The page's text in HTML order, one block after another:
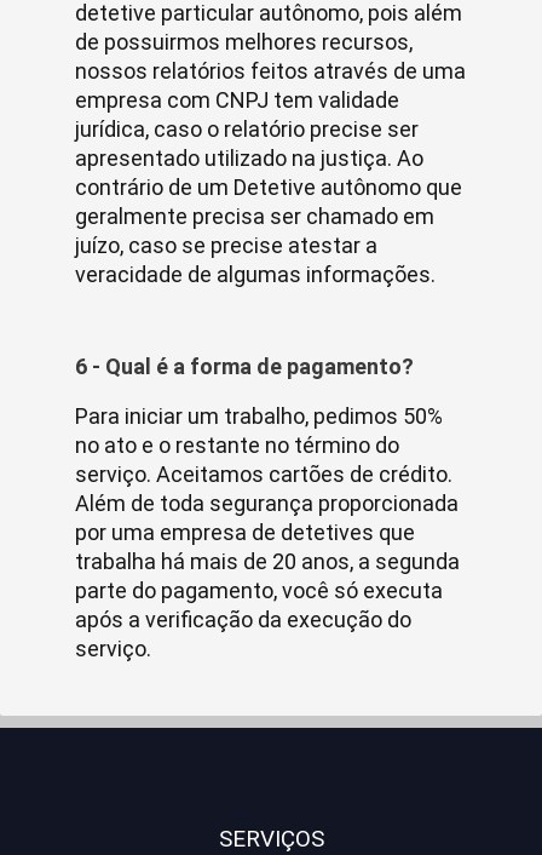
detetive particular autônomo, pois além
de possuirmos melhores recursos,
nossos relatórios feitos através de uma
empresa com CNPJ tem validade
jurídica, caso o relatório precise ser
apresentado utilizado na justiça. Ao
contrário de um Detetive autônomo que
geralmente precisa ser chamado em
juízo, caso se precise atestar a
veracidade de algumas informações.
6 - Qual é a forma de pagamento?
Para iniciar um trabalho, pedimos 50%
no ato e o restante no término do
serviço. Aceitamos cartões de crédito.
Além de toda segurança proporcionada
por uma empresa de detetives que
trabalha há mais de 20 anos, a segunda
parte do pagamento, você só executa
após a verificação da execução do
serviço.
SERVIÇOS